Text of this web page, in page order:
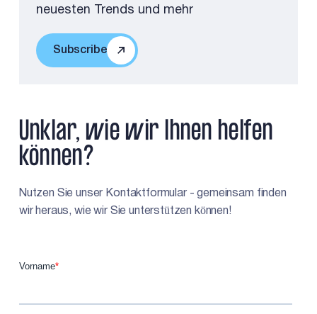
neuesten Trends und mehr
Subscribe
Unklar, wie wir Ihnen helfen
können?
Nutzen Sie unser Kontaktformular - gemeinsam finden
wir heraus, wie wir Sie unterstützen können!